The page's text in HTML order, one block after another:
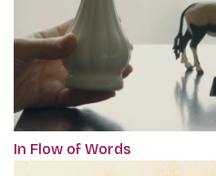
In Flow of Words